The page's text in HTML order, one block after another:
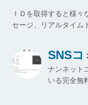
ＩＤを取得すると様
セージ、リアルタイム
SNSコ
ナンネット
いる完全無